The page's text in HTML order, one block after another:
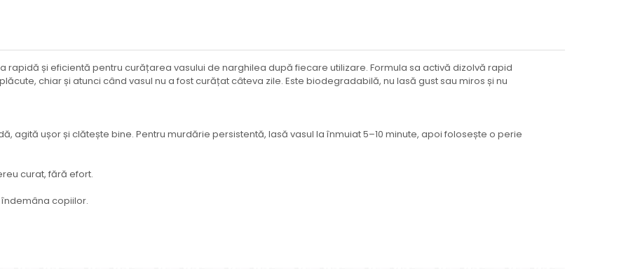
rapidă și eficientă pentru curățarea vasului de narghilea după fiecare utilizare. Formula sa activă dizolvă rapid
chiar și atunci când vasul nu a fost curățat câteva zile. Este biodegradabilă, nu lasă gust sau miros și nu
agită ușor și clătește bine. Pentru murdărie persistentă, lasă vasul la înmuiat 5–10 minute, apoi folosește o perie
curat, fără efort.
îndemâna copiilor.